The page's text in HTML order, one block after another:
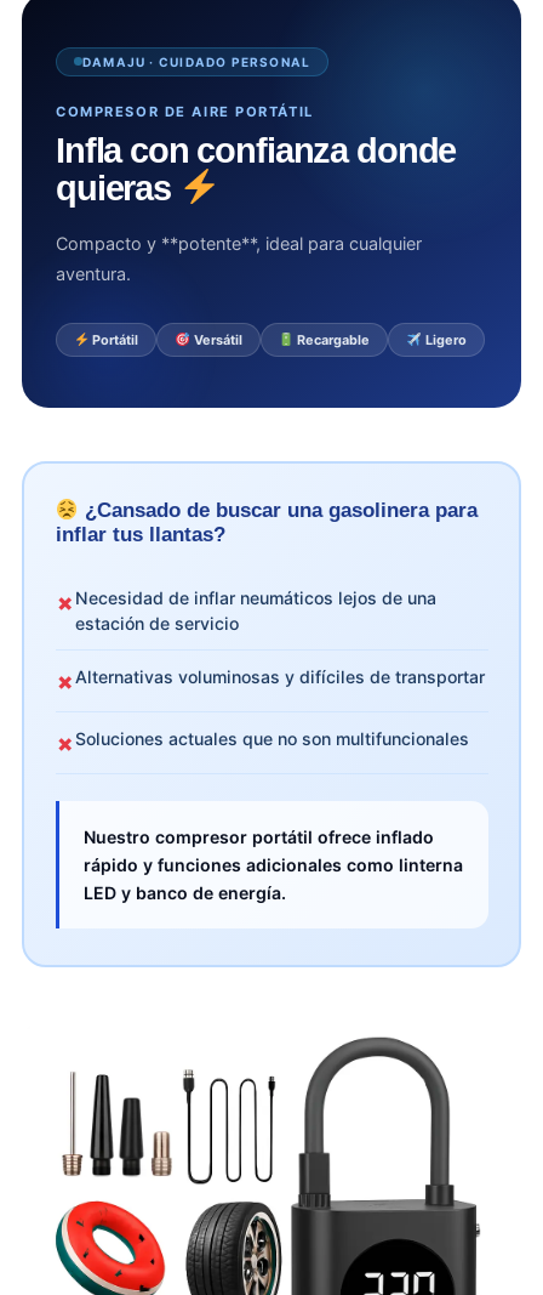
DAMAJU · CUIDADO PERSONAL
COMPRESOR DE AIRE PORTÁTIL
Infla con confianza donde
quieras
Compacto y **potente**, ideal para cualquier
aventura.
Portátil Versátil Recargable Ligero
¿Cansado de buscar una gasolinera para
inflar tus llantas?
✗ Necesidad de inflar neumáticos lejos de una
estación de servicio
✗Alternativas voluminosas y difíciles de transportar
✗Soluciones actuales que no son multifuncionales
Nuestro compresor portátil ofrece inflado
rápido y funciones adicionales como linterna
LED y banco de energía.